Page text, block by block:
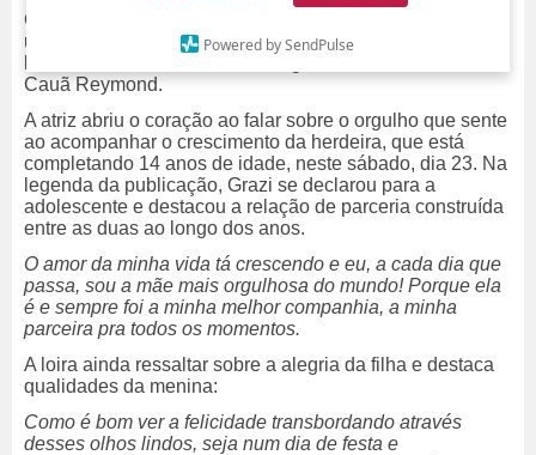
Powered by SendPulse
Grazi Massafera encantou os seguidores ao compartilhar
um álbum de fotos cheios de momentos especiais ao
Cauã Reymond.
A atriz abriu o coração ao falar sobre o orgulho que sente
ao acompanhar o crescimento da herdeira, que está
completando 14 anos de idade, neste sábado, dia 23. Na
legenda da publicação, Grazi se declarou para a
adolescente e destacou a relação de parceria construída
entre as duas ao longo dos anos.
O amor da minha vida tá crescendo e eu, a cada dia que
passa, sou a mãe mais orgulhosa do mundo! Porque ela
é e sempre foi a minha melhor companhia, a minha
parceira pra todos os momentos.
A loira ainda ressaltar sobre a alegria da filha e destaca
qualidades da menina:
Como é bom ver a felicidade transbordando através
desses olhos lindos, seja num dia de festa e